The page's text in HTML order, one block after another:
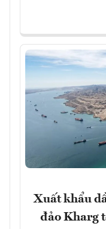
Xuất khẩu
đảo Kharg